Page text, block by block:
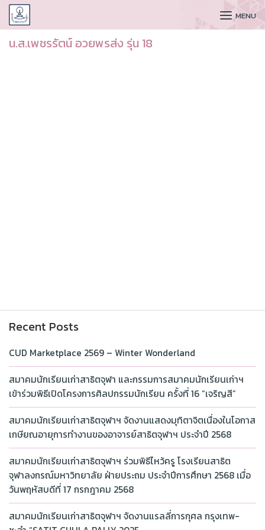
CUDAA MENU
น.ส.เพชรรัตน์ อวยพรส่ง รุ่น 18
Recent Posts
CUD Marketplace 2569 – Winter Wonderland
สมาคมนักเรียนเก่าสาธิตจุฬา และกรรมการสมาคมนักเรียนเก่าฯ
เข้าร่วมพิธีเปิดโครงการศิลปกรรมนักเรียน ครั้งที่ 16 “เจริญสี”
สมาคมนักเรียนเก่าสาธิตจุฬาฯ จัดงานแสดงมุทิตาจิตเนื่องในโอกาส
เกษียณอายุการทำงานของอาจารย์สาธิตจุฬาฯ ประจำปี 2568
สมาคมนักเรียนเก่าสาธิตจุฬาฯ ร่วมพิธีไหว้ครู โรงเรียนสาธิต
จุฬาลงกรณ์มหาวิทยาลัย ฝ่ายประถม ประจำปีการศึกษา 2568 เมื่อ
วันพฤหัสบดีที่ 17 กรกฎาคม 2568
สมาคมนักเรียนเก่าสาธิตจุฬาฯ จัดงานแรลลี่การกุศล กรุงเทพ-